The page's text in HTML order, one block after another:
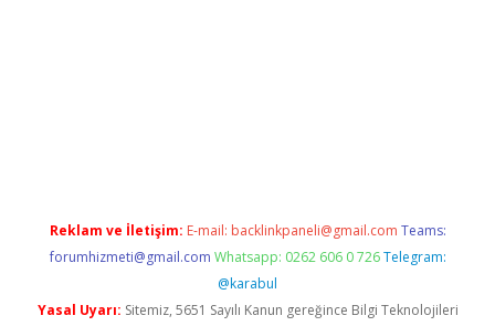
Reklam ve İletişim: E-mail: backlinkpaneli@gmail.com Teams:
forumhizmeti@gmail.com Whatsapp: 0262 606 0 726 Telegram:
@karabul
Yasal Uyarı: Sitemiz, 5651 Sayılı Kanun gereğince Bilgi Teknolojileri